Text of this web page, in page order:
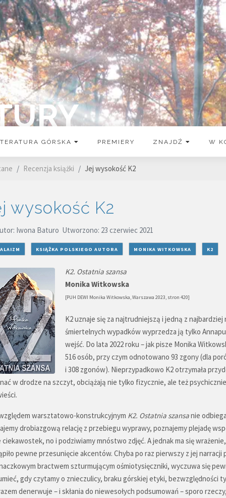
przeczytać
GÓRSKA PREMIERY ZNAJDŹ W
Recenzja książki Jej wysokość K2
wysokość K2
Iwona Baturo Utworzono: 23 czerwiec 2021
KSIĄŻKA POLSKIEGO AUTORA MONIKA WITKOWSKA K2
K2. Ostatnia szansa
Monika Witkowska
[PUH DEWI Monika Witkowska, Warszawa 2023, stron 420]
K2 uznaje się za najtrudniejszą i jedną z
śmiertelnych wypadków wyprzedza ją tylko
wejść. Do lata 2022 roku – jak pisze Monika
516 osób, przy czym odnotowano 93 zgony (dla
i 308 zgonów). Nieprzypadkowo K2 otrzymała
w drodze na szczyt, obciążają nie tylko fizycznie, ale też
warsztatowo-konstrukcyjnym K2. Ostatnia szansanie
drobiazgową relację z przebiegu wyprawy, poznajemy plejadę
ciekawostek, no i podziwiamy mnóstwo zdjęć. A jednak ma się
pewne przesunięcie akcentów. Chyba po raz pierwszy z jej
bractwem szturmującym ośmiotysięczniki, wyczuwa się
gdy czytamy o znieczulicy, braku górskiej etyki, bezwzględności
denerwuje – i skłania do niewesołych podsumowań – sporo